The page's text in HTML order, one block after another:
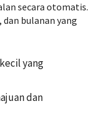
secara otomatis.
bulanan yang
yang
dan